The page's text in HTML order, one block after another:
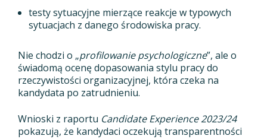
testy sytuacyjne mierzące reakcje w typowych
sytuacjach z danego środowiska pracy.
Nie chodzi o „profilowanie psychologiczne”, ale o
świadomą ocenę dopasowania stylu pracy do
rzeczywistości organizacyjnej, która czeka na
kandydata po zatrudnieniu.
Wnioski z raportu Candidate Experience 2023/24
pokazują, że kandydaci oczekują transparentności